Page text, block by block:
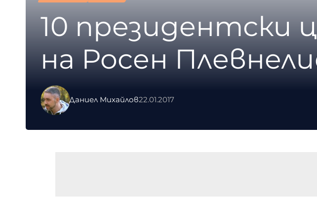
10
на Росен
Даниел Михайлов22.01.2017